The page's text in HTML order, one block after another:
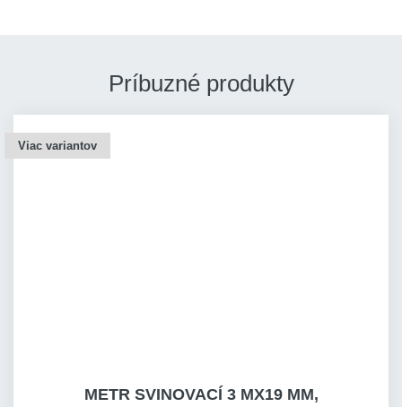
Príbuzné produkty
Viac variantov
METR SVINOVACÍ 3 MX19 MM,